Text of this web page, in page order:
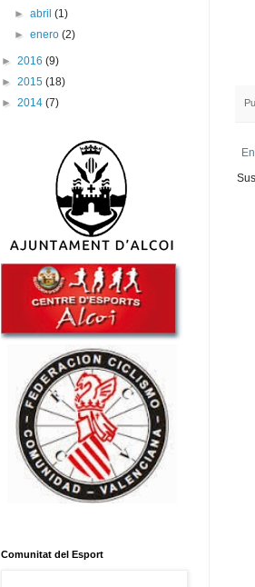
►abril(1)
►enero(2)
► 2016 (9)
► 2015 (18)
► 2014 (7)
Comunitat del Esport